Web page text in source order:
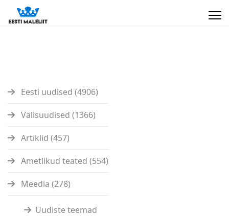
Eesti uudised (4906)
Välisuudised (1366)
Artiklid (457)
Ametlikud teated (554)
Meedia (278)
Uudiste teemad